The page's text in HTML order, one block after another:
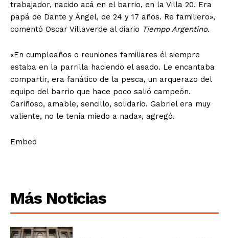
trabajador, nacido acá en el barrio, en la Villa 20. Era
papá de Dante y Ángel, de 24 y 17 años. Re familiero»,
comentó Oscar Villaverde al diario Tiempo Argentino.
«En cumpleaños o reuniones familiares él siempre
estaba en la parrilla haciendo el asado. Le encantaba
compartir, era fanático de la pesca, un arquerazo del
equipo del barrio que hace poco salió campeón.
Cariñoso, amable, sencillo, solidario. Gabriel era muy
valiente, no le tenía miedo a nada», agregó.
Embed
Más Noticias